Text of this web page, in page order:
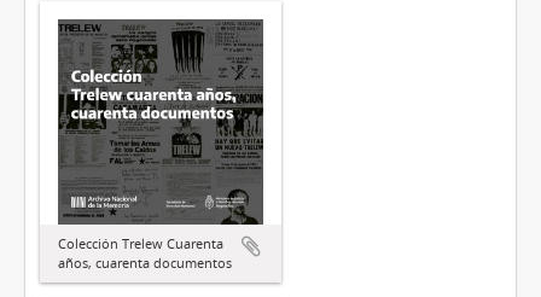
Colección Trelew Cuarenta
años, cuarenta documentos